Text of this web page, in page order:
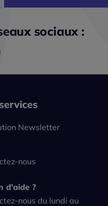
sociaux :
Newsletter
nous
d'aide ?
nous du lundi au